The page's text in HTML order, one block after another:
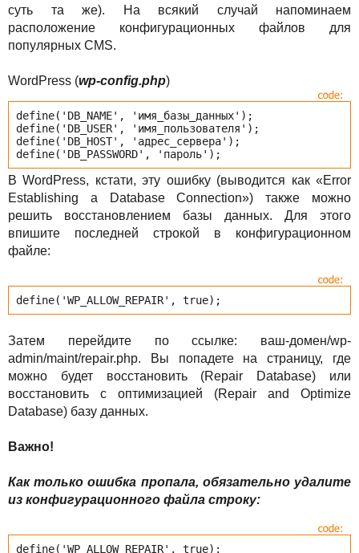
суть та же). На всякий случай напоминаем
расположение конфигурационных файлов для
популярных CMS.
WordPress (wp-config.php)
define('DB_NAME', 'имя_базы_данных');
define('DB_USER', 'имя_пользователя');
define('DB_HOST', 'адрес_сервера');
define('DB_PASSWORD', 'пароль');
В WordPress, кстати, эту ошибку (выводится как «Error
Establishing a Database Connection») также можно
решить восстановлением базы данных. Для этого
впишите последней строкой в конфигурационном
файле:
define('WP_ALLOW_REPAIR', true);
Затем перейдите по ссылке: ваш-домен/wp-
admin/maint/repair.php. Вы попадете на страницу, где
можно будет восстановить (Repair Database) или
восстановить с оптимизацией (Repair and Optimize
Database) базу данных.
Важно!
Как только ошибка пропала, обязательно удалите
из конфигурационного файла строку:
define('WP_ALLOW_REPAIR', true);